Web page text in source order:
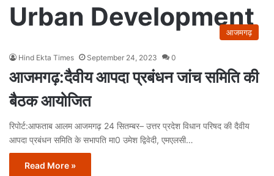
Urban Development
आजमगढ़
Hind Ekta Times September 24, 2023 0
आजमगढ़:दैवीय आपदा प्रबंधन जांच समिति की
बैठक आयोजित
रिपोर्ट:आफताब आलम आजमगढ़ 24 सितम्बर– उत्तर प्रदेश विधान परिषद की दैवीय
आपदा प्रबंधन समिति के सभापति मा0 उमेश द्विवेदी, एमएलसी…
Read More »